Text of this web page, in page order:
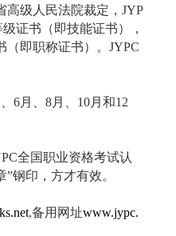
级人民法院裁定， JYP
证书（即技能证书），
即职称证书）。 JYPC
6月、 8月、 10月和12
全国职业资格考试认
”钢印，方才有效。
,备用网址www.jypc.